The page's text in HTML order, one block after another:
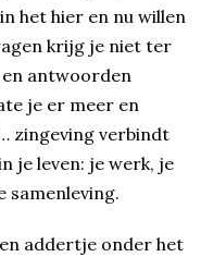
het hier en nu willen
krijg je niet ter
en antwoorden
je er meer en
zingeving verbindt
je leven: je werk, je
samenleving.
addertje onder het